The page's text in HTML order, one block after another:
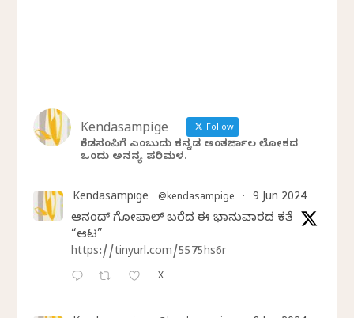
Kendasampige Follow
ಕೆಂಡಸಂಪಿಗೆ ಎಂಬುದು ಕನ್ನಡ ಅಂತರ್ಜಾಲ ಲೋಕದ
ಒಂದು ಅನನ್ಯ ಪರಿಮಳ.
Kendasampige @kendasampige · 9 Jun 2024
ಆನಂದ್‌ ಗೋಪಾಲ್‌ ಬರೆದ ಈ ಭಾನುವಾರದ ಕತೆ
“ಆಟ”
https://tinyurl.com/5575hs6r
X